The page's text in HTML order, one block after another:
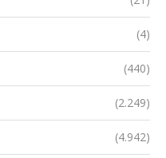
(4)
(440)
(2.249)
(4.942)